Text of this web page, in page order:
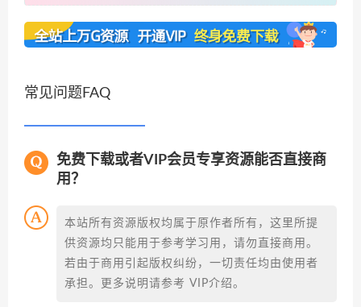
常见问题FAQ
免费下载或者VIP会员专享资源能否直接商
用？
本站所有资源版权均属于原作者所有，这里所提
供资源均只能用于参考学习用，请勿直接商用。
若由于商用引起版权纠纷，一切责任均由使用者
承担。更多说明请参考 VIP介绍。